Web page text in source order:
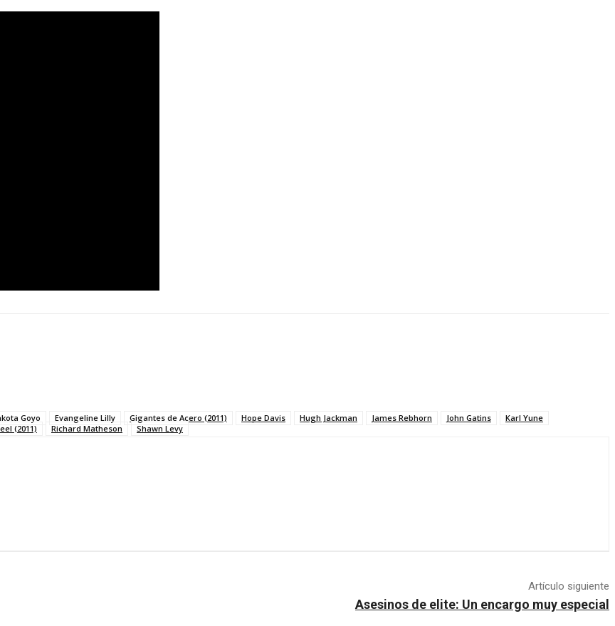
Goyo Evangeline Lilly Gigantes de Acero (2011) Hope Davis Hugh Jackman James Rebhorn John Gatins
Karl Yune
(2011) Richard Matheson Shawn Levy
Artículo siguiente
Asesinos de elite: Un encargo muy especial